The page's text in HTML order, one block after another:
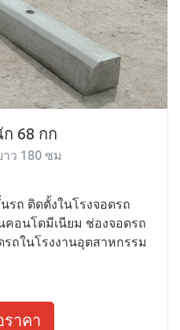
ก 68 กก
ว 180 ซม
รถ ติดตั้งในโรงจอดรถ
อนโดมีเนียม ช่องจอดรถ
ถในโรงงานอุตสาหกรรม
าคา